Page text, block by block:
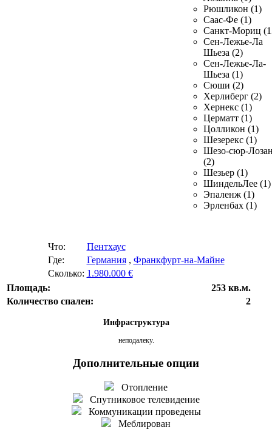
Рюшликон (1)
Саас-Фе (1)
Санкт-Мориц
Сен-Лежье-Ла
Шьеза (2)
Сен-Лежье-Ла-
Шьеза (1)
Сюши (2)
Херлиберг (2)
Хернекс (1)
Церматт (1)
Цолликон (1)
Шезерекс (1)
Шезо-сюр-
(2)
Шезьер (1)
ШиндельЛее (1)
Эпаленж (1)
Эрленбах (1)
Что:
Пентхаус
Где:
Германия, Франкфурт-на-Майне
Сколько: 1.980.000 €
Площадь:
253 кв.м.
Количество спален:
2
Инфраструктура
неподалеку.
Дополнительные опции
Отопление
Спутниковое телевидение
Коммуникации проведены
Меблирован